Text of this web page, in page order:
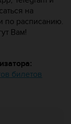
на
по расписанию.
Вам!
билетов